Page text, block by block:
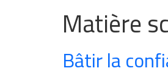
Matière
Bâtir la